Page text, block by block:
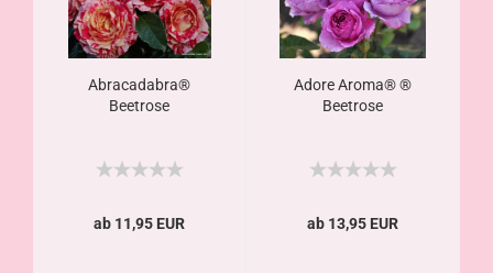
Abracadabra®
Beetrose
ab 11,95 EUR
Adore Aroma® ®
Beetrose
ab 13,95 EUR